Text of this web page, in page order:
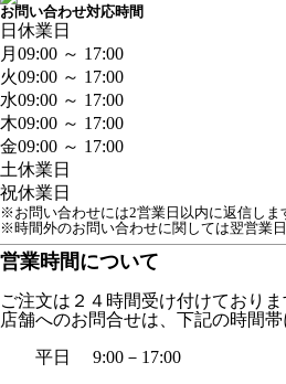
お問い合わせ対応時間
日 休業日
月 09:00 ～ 17:00
火09:00 ～ 17:00
水09:00 ～ 17:00
木09:00 ～ 17:00
金09:00 ～ 17:00
土休業日
祝休業日
※お問い合わせには2営業日以内に返信しま
※時間外のお問い合わせに関しては翌営業日
営業時間について
ご注文は２４時間受け付けておりま
店舗へのお問合せは、下記の時間帯
平日 9:00－17:00